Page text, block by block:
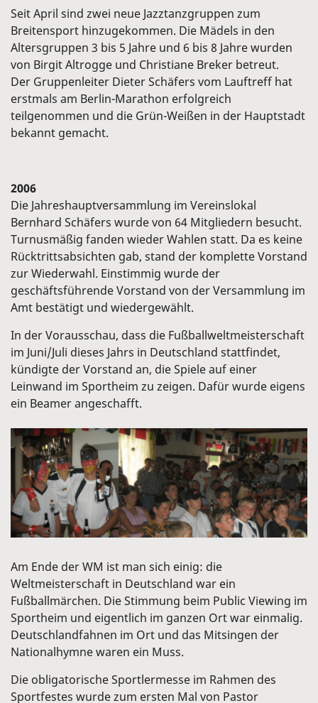
Seit April sind zwei neue Jazztanzgruppen zum
Breitensport hinzugekommen. Die Mädels in den
Altersgruppen 3 bis 5 Jahre und 6 bis 8 Jahre wurden
von Birgit Altrogge und Christiane Breker betreut.
Der Gruppenleiter Dieter Schäfers vom Lauftreff hat
erstmals am Berlin-Marathon erfolgreich
teilgenommen und die Grün-Weißen in der Hauptstadt
bekannt gemacht.
2006
Die Jahreshauptversammlung im Vereinslokal
Bernhard Schäfers wurde von 64 Mitgliedern besucht.
Turnusmäßig fanden wieder Wahlen statt. Da es keine
Rücktrittsabsichten gab, stand der komplette Vorstand
zur Wiederwahl. Einstimmig wurde der
geschäftsführende Vorstand von der Versammlung im
Amt bestätigt und wiedergewählt.
In der Vorausschau, dass die Fußballweltmeisterschaft
im Juni/Juli dieses Jahrs in Deutschland stattfindet,
kündigte der Vorstand an, die Spiele auf einer
Leinwand im Sportheim zu zeigen. Dafür wurde eigens
ein Beamer angeschafft.
Am Ende der WM ist man sich einig: die
Weltmeisterschaft in Deutschland war ein
Fußballmärchen. Die Stimmung beim Public Viewing im
Sportheim und eigentlich im ganzen Ort war einmalig.
Deutschlandfahnen im Ort und das Mitsingen der
Nationalhymne waren ein Muss.
Die obligatorische Sportlermesse im Rahmen des
Sportfestes wurde zum ersten Mal von Pastor